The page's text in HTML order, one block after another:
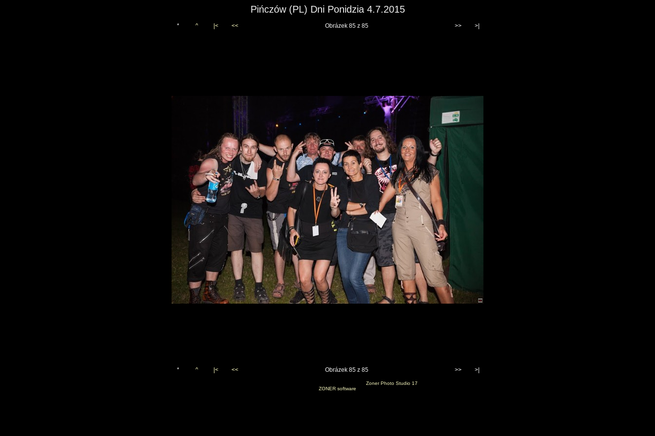
Pińczów (PL) Dni Ponidzia 4.7.2015
* ^ |< << Obrázek 85 z 85 >> >|
* ^ |< << Obrázek 85 z 85 >> >|
Zoner Photo Studio 17
ZONER software